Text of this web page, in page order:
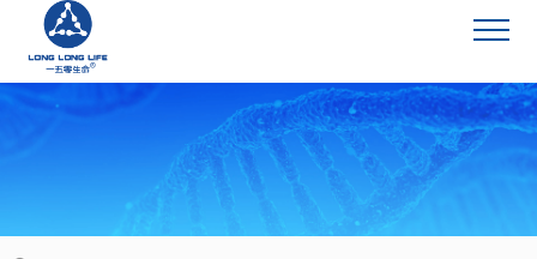
干细胞新闻